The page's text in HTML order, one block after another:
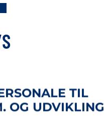
TIL
OG UDVIKLING